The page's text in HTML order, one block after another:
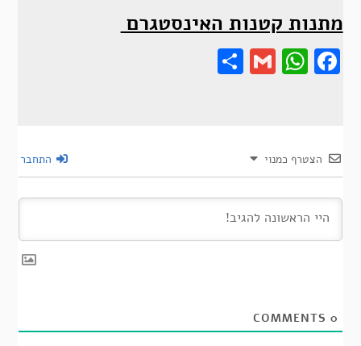
מתנות קטנות האינסטגרם
Gmail
Share
הצטרף כמנוי התחבר
0